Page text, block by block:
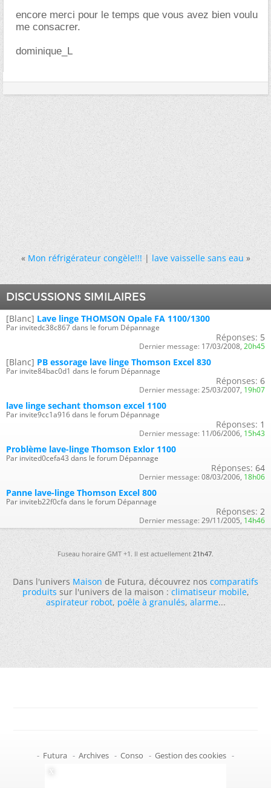
encore merci pour le temps que vous avez bien voulu
me consacrer.
dominique_L
« Mon réfrigérateur congèle!!!|lave vaisselle sans eau »
DISCUSSIONS SIMILAIRES
[Blanc] Lave linge THOMSON Opale FA 1100/1300
Par invitedc38c867 dans le forum Dépannage
Réponses: 5
Dernier message: 17/03/2008, 20h45
[Blanc] PB essorage lave linge Thomson Excel 830
Par invite84bac0d1 dans le forum Dépannage
Réponses: 6
Dernier message: 25/03/2007, 19h07
lave linge sechant thomson excel 1100
Par invite9cc1a916 dans le forum Dépannage
Réponses: 1
Dernier message: 11/06/2006, 15h43
Problème lave-linge Thomson Exlor 1100
Par invited0cefa43 dans le forum Dépannage
Réponses: 64
Dernier message: 08/03/2006, 18h06
Panne lave-linge Thomson Excel 800
Par inviteb22f0cfa dans le forum Dépannage
Réponses: 2
Dernier message: 29/11/2005, 14h46
Fuseau horaire GMT +1. Il est actuellement21h47.
Dans l'universMaisonde Futura, découvrez noscomparatifs
produitssur l'univers de la maison :climatiseur mobile,
aspirateur robot,poêle à granulés,alarme...
- Futura - Archives - Conso - Gestion des cookies -